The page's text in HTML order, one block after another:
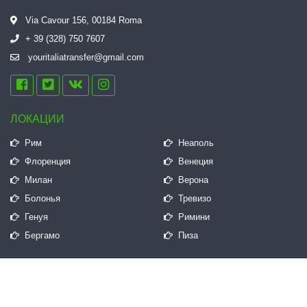
образованность гида! Василий,
большое спасибо еще раз! Мы
всем нашим знакомым будем
Via Cavour 156, 00184 Roma
+ 39 (328) 750 7607
youritaliatransfer@gmail.com
ЛОКАЦИИ
Рим
Неаполь
Флоренция
Венеция
Милан
Верона
Болонья
Тревизо
Генуя
Римини
Бергамо
Пиза